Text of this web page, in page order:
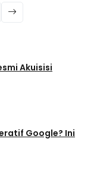
Akuisisi
Google? Ini